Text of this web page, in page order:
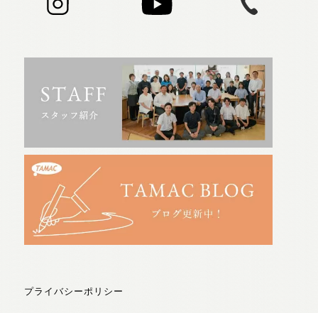
プライバシーポリシー